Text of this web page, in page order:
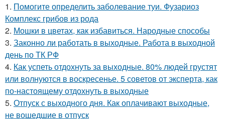
1. Помогите определить заболевание туи. Фузариоз
Комплекс грибов из рода
2. Мошки в цветах, как избавиться. Народные способы
3. Законно ли работать в выходные. Работа в выходной
день по ТК РФ
4. Как успеть отдохнуть за выходные. 80% людей грустят
или волнуются в воскресенье. 5 советов от эксперта, как
по-настоящему отдохнуть в выходные
5. Отпуск с выходного дня. Как оплачивают выходные,
не вошедшие в отпуск